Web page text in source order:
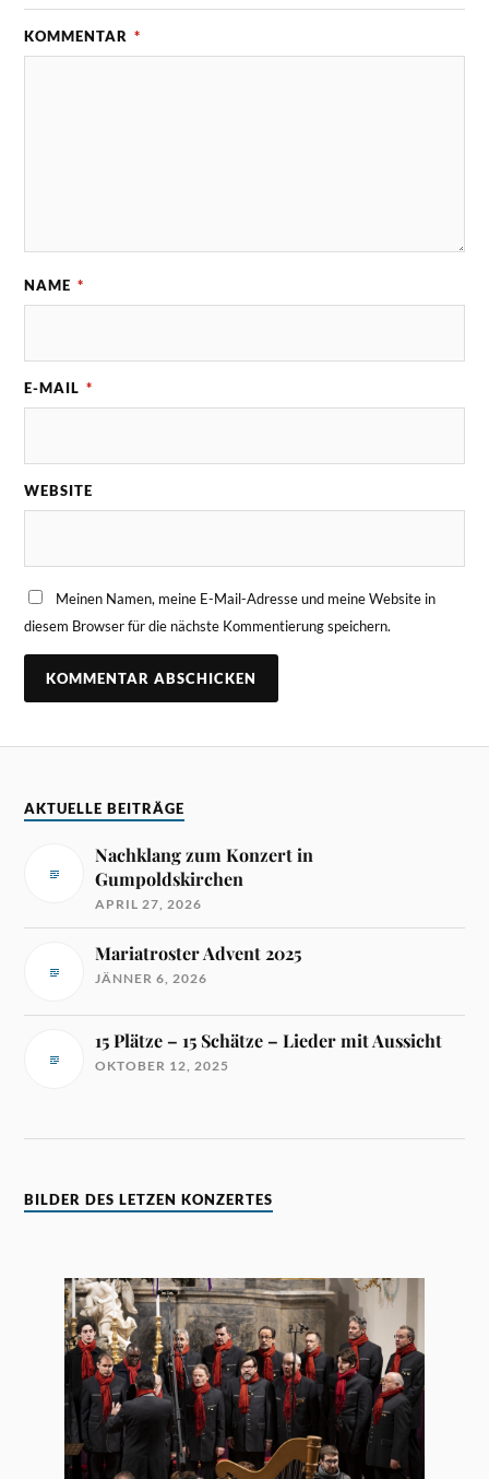
KOMMENTAR *
NAME *
E-MAIL *
WEBSITE
Meinen Namen, meine E-Mail-Adresse und meine Website in
diesem Browser für die nächste Kommentierung speichern.
AKTUELLE BEITRÄGE
Nachklang zum Konzert in
Gumpoldskirchen
APRIL 27, 2026
Mariatroster Advent 2025
JÄNNER 6, 2026
15 Plätze – 15 Schätze – Lieder mit Aussicht
OKTOBER 12, 2025
BILDER DES LETZEN KONZERTES